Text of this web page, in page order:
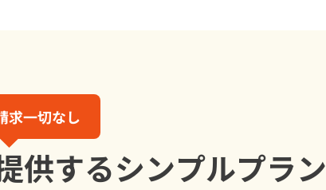
求一切なし
供するシンプルプラン